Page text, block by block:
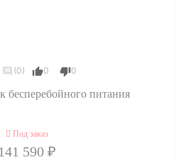
(0) 0 0
питания
Под заказ
141 590 ₽